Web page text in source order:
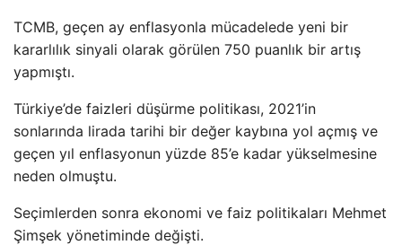
TCMB, geçen ay enflasyonla mücadelede yeni bir
kararlılık sinyali olarak görülen 750 puanlık bir artış
yapmıştı.
Türkiye’de faizleri düşürme politikası, 2021’in
sonlarında lirada tarihi bir değer kaybına yol açmış ve
geçen yıl enflasyonun yüzde 85’e kadar yükselmesine
neden olmuştu.
Seçimlerden sonra ekonomi ve faiz politikaları Mehmet
Şimşek yönetiminde değişti.